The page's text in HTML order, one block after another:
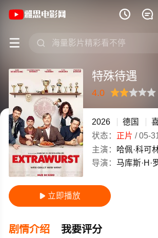
 
 
《特殊待遇》(2026)德国德
特殊待遇
4.0
很差较差
还行推荐力荐
2026 德国
状态： 正片 /05-
主演： 哈佩·科可
导演： 马库斯·H·
 立即播放
剧情介绍 我要评分